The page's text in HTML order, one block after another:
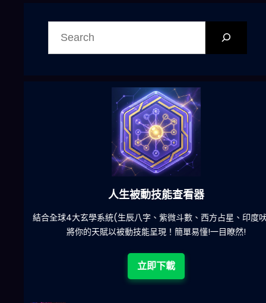
六合彩發達神器
減少超過500萬個低概率中獎組合，提高中獎率
立即下載